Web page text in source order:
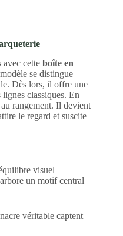
avec cette boîte en
se distingue
Dès lors, il offre une
classiques. En
rangement. Il devient
le regard et suscite
visuel
un motif central
véritable captent